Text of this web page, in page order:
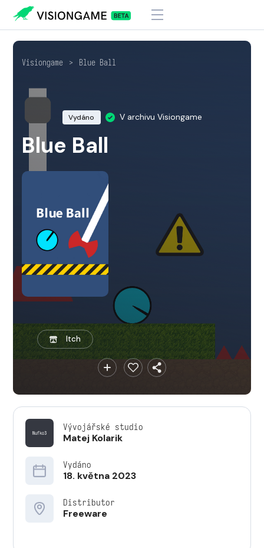
Visiongame > Blue Ball
Vydáno V archivu Visiongame
Blue Ball
Itch
Vývojářské studio
Matej Kolarik
Vydáno
18. května 2023
Distributor
Freeware